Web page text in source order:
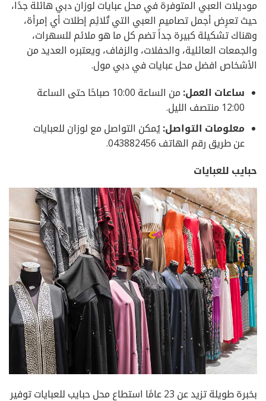
موديلات العبي المتوفرة في محل عبايات لوزان دبي هائلة جدًا،
حيث تعرِض أجمل تصاميم العبي التي تُلائِم إطلات أي إمرأة،
وهناك تشكيلة كبيرة جداً تضم كل ما هو ملائم للسهرات،
والجمعات العائلية، والحفلات، والزفاف، ويعتبره العديد من
الأشخاص افضل محل عبايات في دبي مول.
ساعات العمل:
من الساعة 10:00 صباحًا حتى الساعة
12:00 منتصف الليل.
معلومات التواصل:يُمكن التواصل مع لوزان للعبايات
عن طريق رقم الهاتف 043882456.
حبايب للعبايات
بخبرة طويلة تزيد عن 23 عامًا استطاع محل حبايب للعبايات توفير